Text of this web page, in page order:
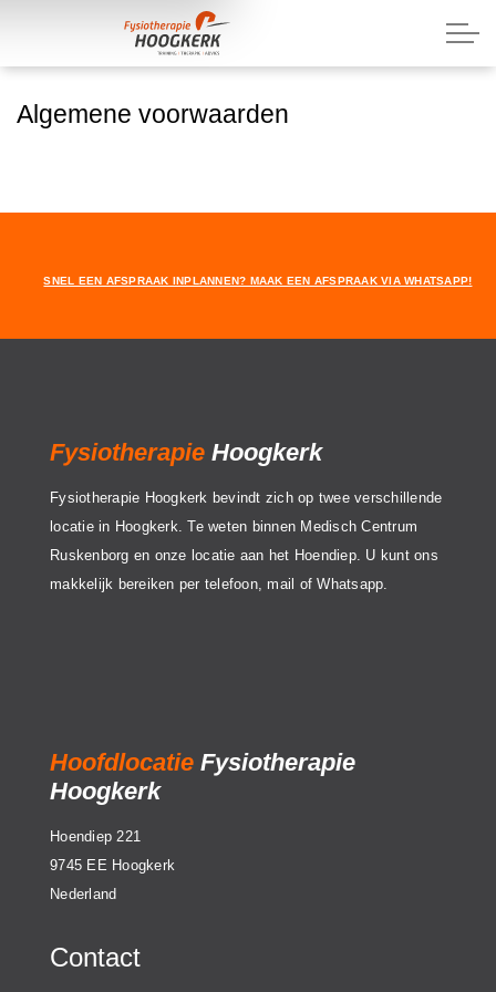
Algemene voorwaarden
SNEL EEN AFSPRAAK INPLANNEN? MAAK EEN AFSPRAAK VIA WHATSAPP!
Fysiotherapie Hoogkerk
Fysiotherapie Hoogkerk bevindt zich op twee verschillende
locatie in Hoogkerk. Te weten binnen Medisch Centrum
Ruskenborg en onze locatie aan het Hoendiep. U kunt ons
makkelijk bereiken per telefoon, mail of Whatsapp.
Hoofdlocatie Fysiotherapie
Hoogkerk
Hoendiep 221
9745 EE Hoogkerk
Nederland
Contact